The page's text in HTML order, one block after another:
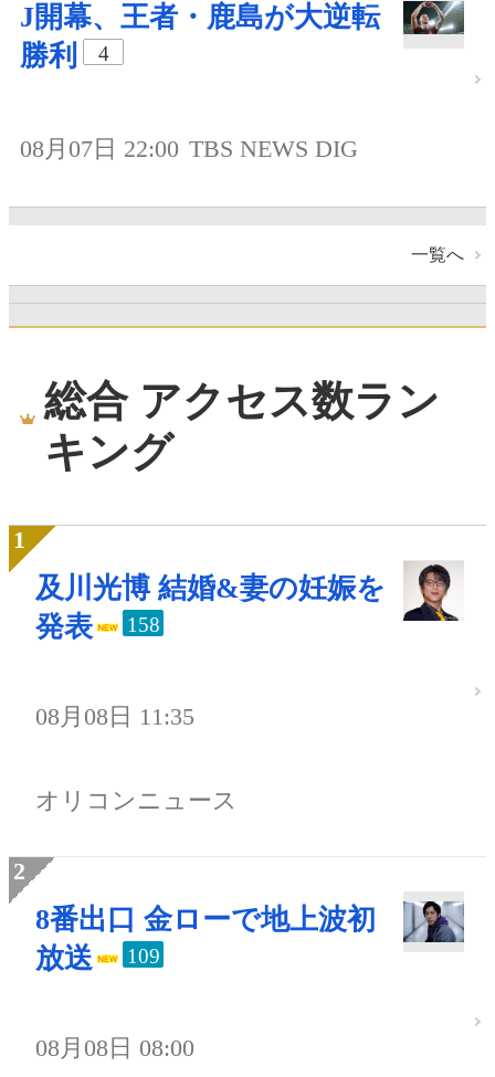
J開幕、王者・鹿島が大逆転
勝利
4
08月07日 22:00 TBS NEWS DIG
一覧へ
総合 アクセス数ラン
キング
及川光博 結婚&妻の妊娠を
発表
158
08月08日 11:35
オリコンニュース
8番出口 金ローで地上波初
放送
109
08月08日 08:00